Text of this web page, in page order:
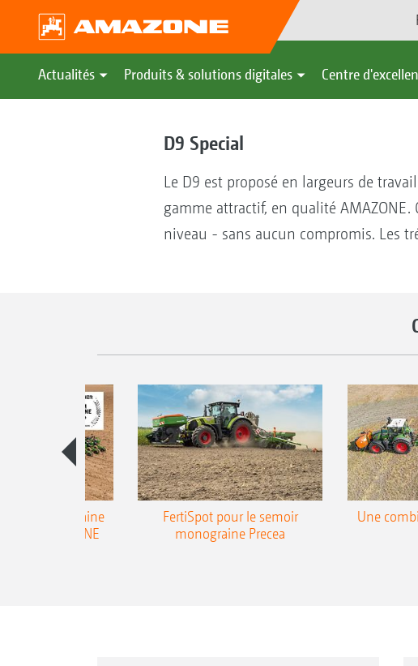
Actualités Produits & solutions digitales Centre
D9 Special
Le D9 est proposé en largeurs de
gamme attractif, en qualité
niveau - sans aucun compromis. Les
monograine
TCC AMAZONE
FertiSpot pour le semoir
monograine Precea
Une